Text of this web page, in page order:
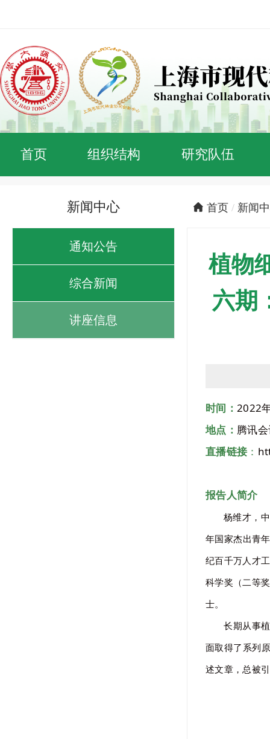
首页 组织结构 研究队伍
新闻中心
通知公告
综合新闻
讲座信息
首页 / 新闻
植物
六期
时间： 2022
地点： 腾讯
直播链接 ：
报告人简介
杨维才，
年国家杰出青
纪百千万人才
科学奖（二等
士。
长期从事
面取得了系列
述文章，总被